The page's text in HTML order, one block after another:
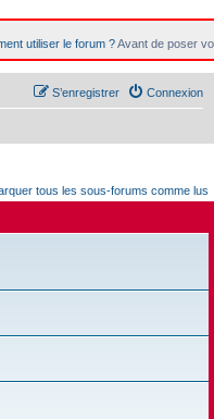
utiliser le forum ?Avant de poser
Connexion
S’enregistrer
tous les sous-forums comme lus